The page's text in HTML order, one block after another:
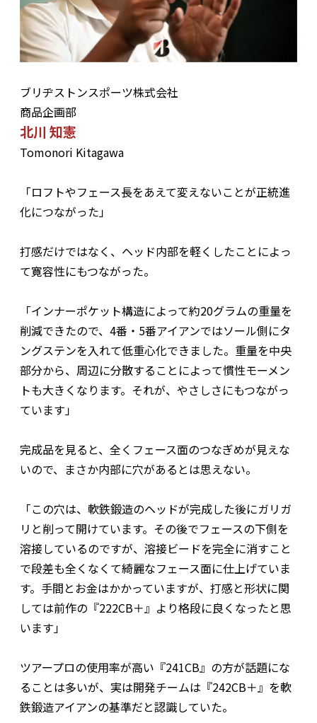
ブリヂストンスポーツ株式会社
商品企画部
北川 知憲
Tomonori Kitagawa
「ロフトやフェース長をあえて変えないことが正統進
化につながった」
打感だけではなく、ヘッド内部を軽くしたことによっ
て寛容性にもつながった。
「インナーポケット構造によって約20グラムの重量を
削減できたので、4番・5番アイアンではソール側にタ
ングステンを入れて低重心化できました。重量を中央
部分から、周辺に分散することによって慣性モーメン
トも大きくなります。それが、やさしさにもつながっ
ています」
完成品を見ると、全くフェース面のつなぎめが見えな
いので、まさか内部に穴があるとは思えない。
「この穴は、軟鉄鍛造のヘッドが完成した後にガリガ
リと削って開けています。その後でフェースの下側を
溶接しているのですが、溶接ビードを完全に消すこと
で段差も全くなくて綺麗なフェース面に仕上げていま
す。手間とお金はかかっていますが、打感と形状に関
しては前作の『222CB＋』より格段に良くなったと思
います」
ツアープロの使用率が高い『241CB』の方が話題にな
ることは多いが、実は開発チームは『242CB＋』を軟
鉄鍛造アイアンの基準だと認識していた。